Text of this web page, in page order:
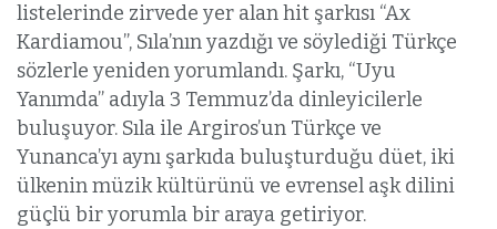
listelerinde zirvede yer alan hit şarkısı “Ax
Kardiamou”, Sıla’nın yazdığı ve söylediği Türkçe
sözlerle yeniden yorumlandı. Şarkı, “Uyu
Yanımda” adıyla 3 Temmuz’da dinleyicilerle
buluşuyor. Sıla ile Argiros’un Türkçe ve
Yunanca’yı aynı şarkıda buluşturduğu düet, iki
ülkenin müzik kültürünü ve evrensel aşk dilini
güçlü bir yorumla bir araya getiriyor.